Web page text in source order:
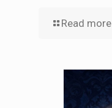
Read more